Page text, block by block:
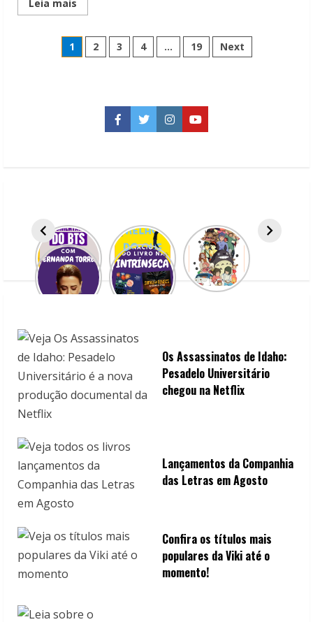
Leia mais
more
Galera
Júnior
Paginação
posts
1 2 3 4 … 19 Next
Facebook
TwitterInstagramYouTube
Os Assassinatos de Idaho:
Pesadelo Universitário
chegou na Netflix
Lançamentos da Companhia
das Letras em Agosto
Confira os títulos mais
populares da Viki até o
momento!